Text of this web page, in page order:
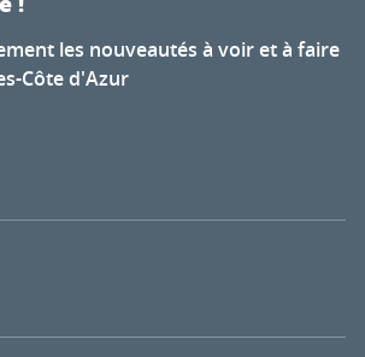
les nouveautés à voir et à faire
Côte d'Azur